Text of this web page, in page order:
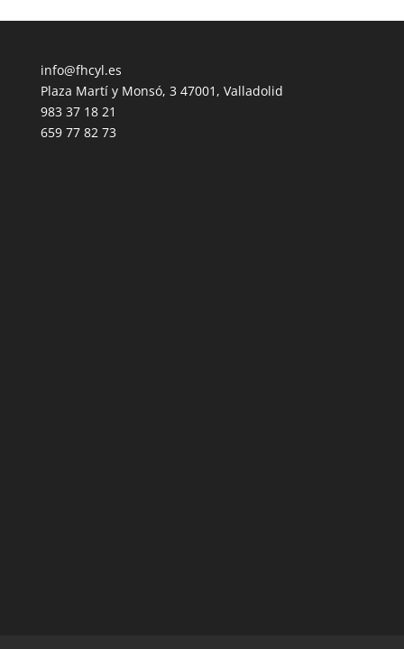
info@fhcyl.es
Plaza Martí y Monsó, 3 47001, Valladolid
983 37 18 21
659 77 82 73